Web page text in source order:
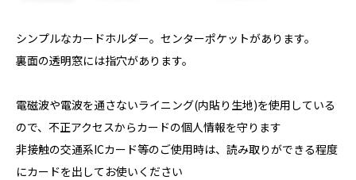
シンプルなカードホルダー。センターポケットがあります。
裏面の透明窓には指穴があります。
電磁波や電波を通さないライニング(内貼り生地)を使用している
ので、不正アクセスからカードの個人情報を守ります
非接触の交通系ICカード等のご使用時は、読み取りができる程度
にカードを出してお使いください